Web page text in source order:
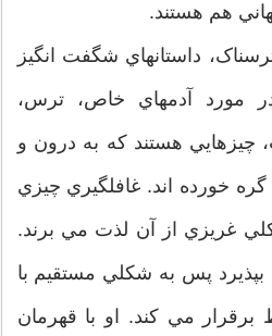
هم هستند.
داستانهاي شگفت انگيز
مورد آدمهاي خاص، ترس،
چيزهايي هستند که به درون و
گره خورده اند. غافلگيري چيزي
غريزي از آن لذت مي برند.
پس به شکلي مستقيم با
برقرار مي کند. او با قهرمان